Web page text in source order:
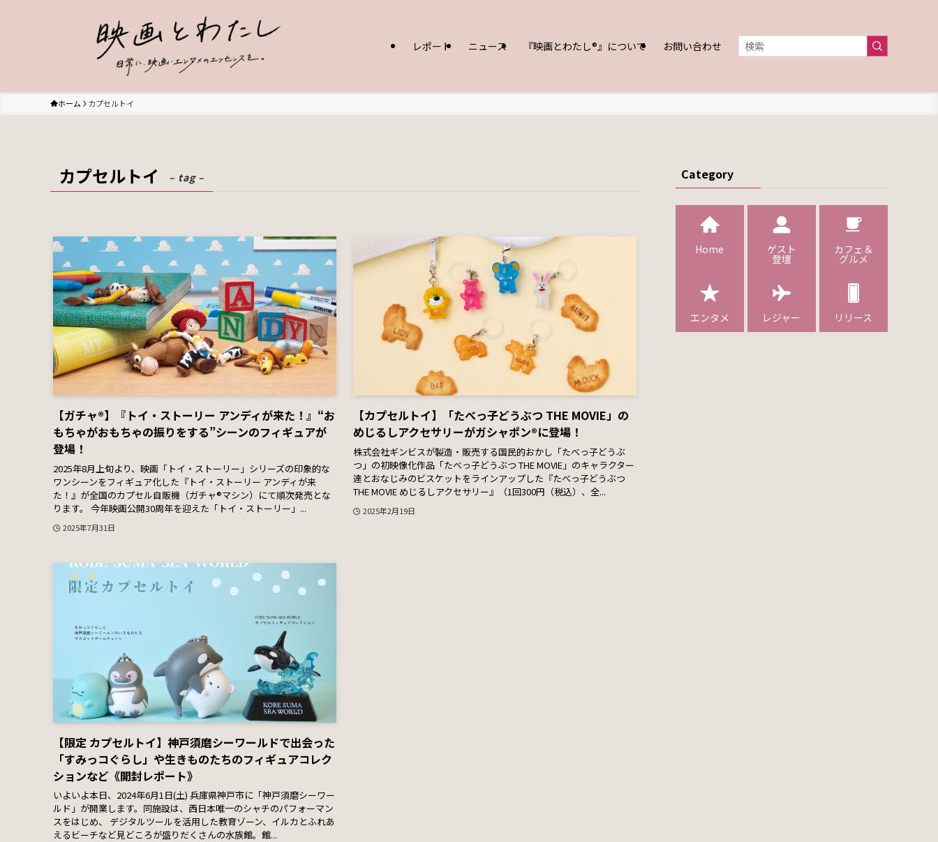
レポート ニュース 『映画とわたし®︎』について お問い合わせ
ホーム カプセルトイ
カプセルトイ – tag –
【ガチャ®】『トイ・ストーリー アンディが来た！』“お
もちゃがおもちゃの振りをする”シーンのフィギュアが
登場！
2025年8月上旬より、映画「トイ・ストーリー」シリーズの印象的な
ワンシーンをフィギュア化した『トイ・ストーリー アンディが来
た！』が全国のカプセル自販機（ガチャ®マシン）にて順次発売とな
ります。 今年映画公開30周年を迎えた「トイ・ストーリー」...
2025年7月31日
【カプセルトイ】「たべっ子どうぶつ THE MOVIE」の
めじるしアクセサリーがガシャポン®に登場！
株式会社ギンビスが製造・販売する国民的おかし「たべっ子どうぶ
つ」の初映像化作品「たべっ子どうぶつ THE MOVIE」のキャラクター
達とおなじみのビスケットをラインアップした『たべっ子どうぶつ
THE MOVIE めじるしアクセサリー』（1回300円（税込）、全...
2025年2月19日
【限定 カプセルトイ】神戸須磨シーワールドで出会った
「すみっコぐらし」や生きものたちのフィギュアコレク
ションなど《開封レポート》
いよいよ本日、2024年6月1日(土) 兵庫県神戸市に「神戸須磨シーワー
ルド」が開業します。同施設は、西日本唯一のシャチのパフォーマン
スをはじめ、 デジタルツールを活用した教育ゾーン、イルカとふれあ
えるビーチなど見どころが盛りだくさんの水族館。館...
Category
Home ゲスト
登壇
カフェ＆
グルメ
エンタメ レジャー リリース